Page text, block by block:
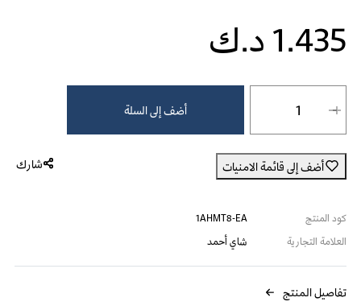
1.435 د.ك
أضف إلى السلة
أضف إلى قائمة الامنيات شارك
كود المنتج
1AHMT8-EA
العلامة التجارية
شاي أحمد
تفاصيل المنتج